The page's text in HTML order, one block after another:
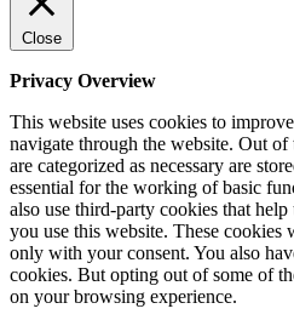
Close
Privacy Overview
This website uses cookies to
navigate through the website. Out of
are categorized as necessary are
essential for the working of basic
also use third-party cookies that
you use this website. These
only with your consent. You also
cookies. But opting out of some of
on your browsing experience.